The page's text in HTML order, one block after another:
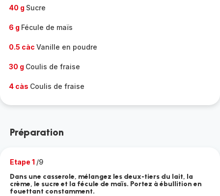
40 g Sucre
6 g Fécule de maïs
0.5 càc Vanille en poudre
30 g Coulis de fraise
4 càs Coulis de fraise
Préparation
Etape 1 /9
Dans une casserole, mélangez les deux-tiers du lait, la
crème, le sucre et la fécule de maïs. Portez à ébullition en
fouettant constamment.